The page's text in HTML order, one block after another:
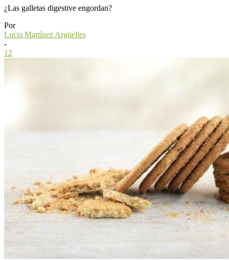
¿Las galletas digestive engordan?
Por
Lucia Martínez Argüelles
-
12